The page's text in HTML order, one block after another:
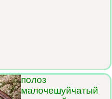
полоз
малочешуйчатый